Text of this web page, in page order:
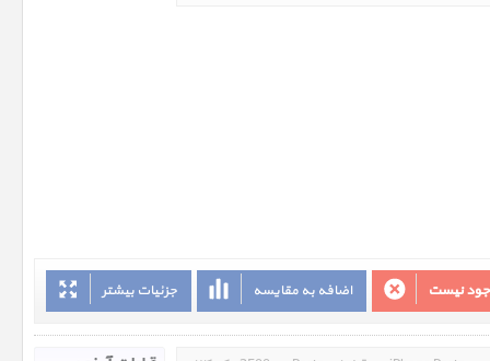
جزئیات بیشتر اضافه به مقایسه نیست